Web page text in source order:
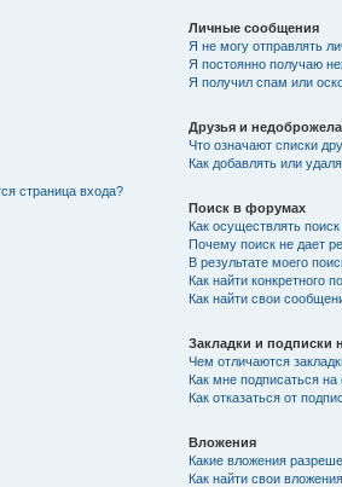
страница входа?
Личные сообщения
Я не могу отправлять
Я постоянно получаю
Я получил спам или
Друзья и
Что означают списки
Как добавлять или
Поиск в форумах
Как осуществлять
Почему поиск не дает
В результате моего
Как найти конкретного
Как найти свои
Закладки и подписки
Чем отличаются
Как мне подписаться
Как отказаться от
Вложения
Какие вложения
Как найти свои